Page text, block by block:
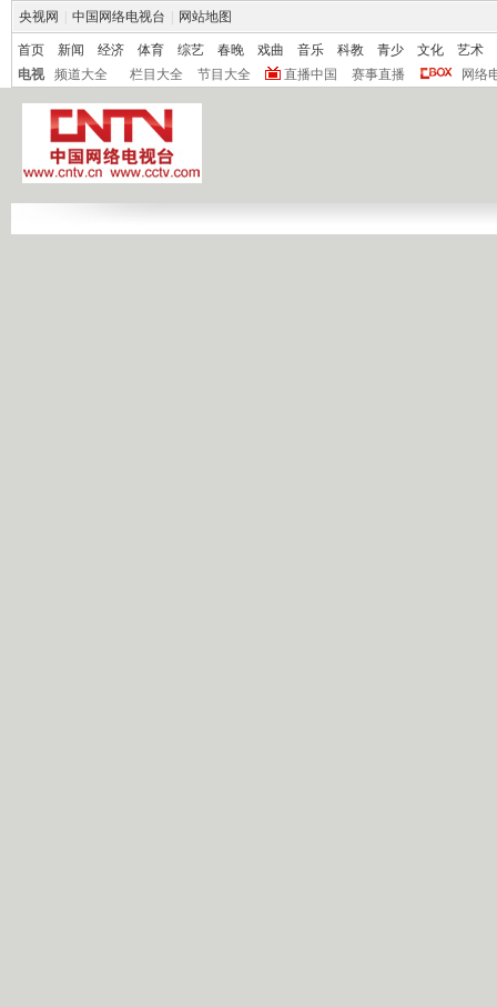
央视网 中国网络电视台 网站地图
首页 新闻 经济 体育 综艺 春晚 戏曲 音乐 科教 青少 文化
艺术
电视
频道大全 栏目大全 节目大全 直播中国 赛事直播 网络